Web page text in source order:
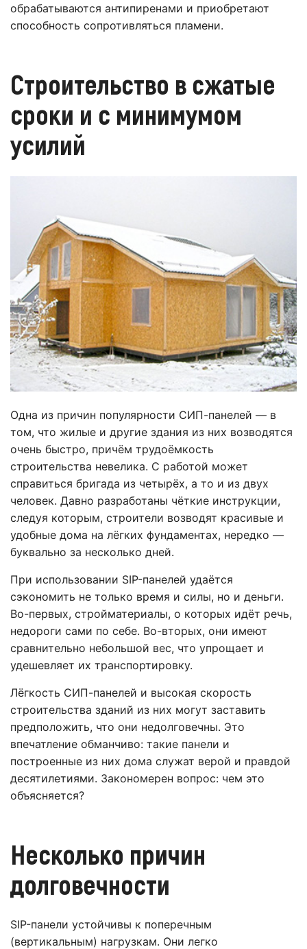
обрабатываются антипиренами и приобретают
способность сопротивляться пламени.
Строительство в сжатые
сроки и с минимумом
усилий
Одна из причин популярности СИП-панелей — в
том, что жилые и другие здания из них возводятся
очень быстро, причём трудоёмкость
строительства невелика. С работой может
справиться бригада из четырёх, а то и из двух
человек. Давно разработаны чёткие инструкции,
следуя которым, строители возводят красивые и
удобные дома на лёгких фундаментах, нередко —
буквально за несколько дней.
При использовании SIP-панелей удаётся
сэкономить не только время и силы, но и деньги.
Во-первых, стройматериалы, о которых идёт речь,
недороги сами по себе. Во-вторых, они имеют
сравнительно небольшой вес, что упрощает и
удешевляет их транспортировку.
Лёгкость СИП-панелей и высокая скорость
строительства зданий из них могут заставить
предположить, что они недолговечны. Это
впечатление обманчиво: такие панели и
построенные из них дома служат верой и правдой
десятилетиями. Закономерен вопрос: чем это
объясняется?
Несколько причин
долговечности
SIP-панели устойчивы к поперечным
(вертикальным) нагрузкам. Они легко